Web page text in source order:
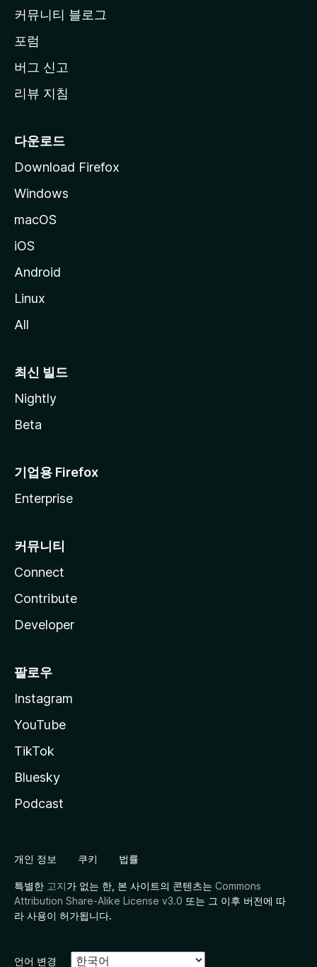
이
동
커뮤니티 블로그
포럼
버그 신고
리뷰 지침
다운로드
Download Firefox
Windows
macOS
iOS
Android
Linux
All
최신 빌드
Nightly
Beta
기업용 Firefox
Enterprise
커뮤니티
Connect
Contribute
Developer
팔로우
Instagram
YouTube
TikTok
Bluesky
Podcast
개인 정보 쿠키 법률
특별한 고지가 없는 한, 본 사이트의 콘텐츠는 Commons
Attribution Share-Alike License v3.0 또는 그 이후 버전에 따
라 사용이 허가됩니다.
언어 변경